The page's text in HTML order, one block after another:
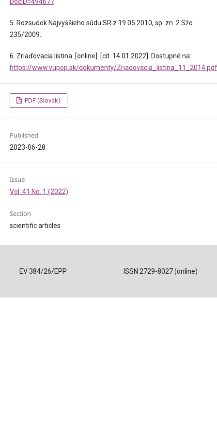
DocID=494677.
5. Rozsudok Najvyššieho súdu SR z 19.05.2010, sp. zn. 2 Sžo
235/2009.
6. Zriaďovacia listina. [online]. [cit. 14.01.2022]. Dostupné na:
https://www.vupop.sk/dokumenty/Zriadovacia_listina_11_2014.pdf
PDF (Slovak)
Published
2023-06-28
Issue
Vol. 41 No. 1 (2022)
Section
scientific articles
EV 384/26/EPP ISSN 2729-8027 (online)